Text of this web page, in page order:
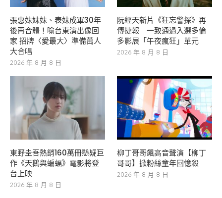
張惠妹妹妹、表妹成軍30年
後再合體！喻台東演出像回
家 招牌〈愛最大〉準備萬人
大合唱
2026 年 8 月 8 日
阮經天新片《狂忘警探》再
傳捷報 一致通過入選多倫
多影展「午夜瘋狂」單元
2026 年 8 月 8 日
東野圭吾熱銷160萬冊懸疑巨
作《天鵝與蝙蝠》電影將登
台上映
2026 年 8 月 8 日
柳丁哥哥飆高音聲演【柳丁
哥哥】掀粉絲童年回憶殺
2026 年 8 月 8 日